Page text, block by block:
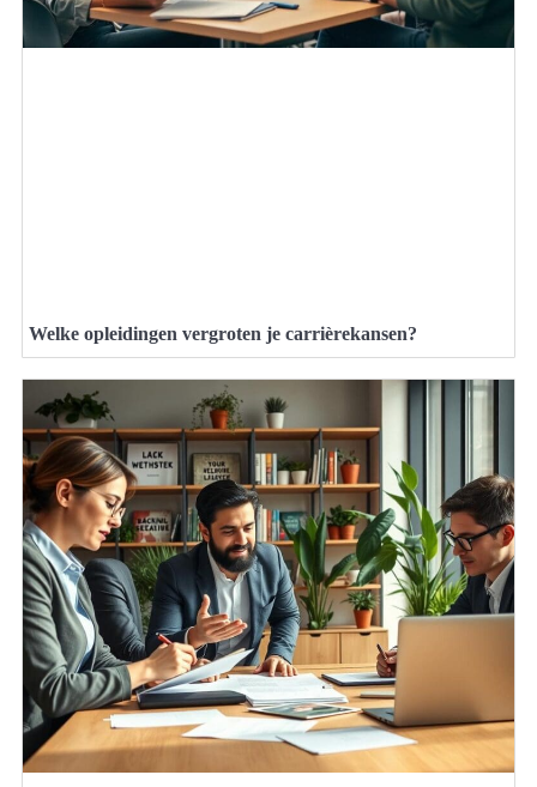
Welke opleidingen vergroten je carrièrekansen?